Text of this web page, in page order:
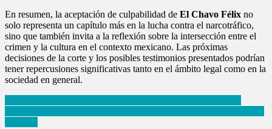
En resumen, la aceptación de culpabilidad de El Chavo Félix no
solo representa un capítulo más en la lucha contra el narcotráfico,
sino que también invita a la reflexión sobre la intersección entre el
crimen y la cultura en el contexto mexicano. Las próximas
decisiones de la corte y los posibles testimonios presentados podrían
tener repercusiones significativas tanto en el ámbito legal como en la
sociedad en general.
Navegación
de